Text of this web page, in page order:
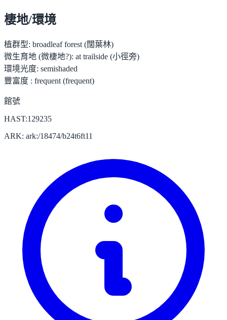
棲地/環境
植群型: broadleaf forest (闊葉林)
微生育地 (微棲地?): at trailside (小徑旁)
環境光度: semishaded
豐富度 : frequent (frequent)
館號
HAST:129235
ARK: ark:/18474/b24t6ft11